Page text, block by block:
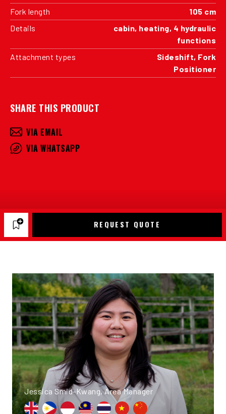
Fork length
105 cm
Details
cabin, heating, 4 hydraulic
functions
Attachment types
Sideshift, Fork
Positioner
SHARE THIS PRODUCT
VIA EMAIL
VIA WHATSAPP
REQUEST QUOTE
Jessica Smid-Kwang, Area Manager